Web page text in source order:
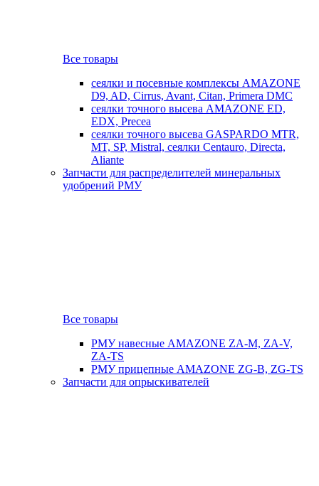
Все товары
сеялки и посевные комплексы AMAZONE
D9, AD, Cirrus, Avant, Citan, Primera DMC
сеялки точного высева AMAZONE ED,
EDX, Precea
сеялки точного высева GASPARDO MTR,
MT, SP, Mistral, сеялки Centauro, Directa,
Aliante
Запчасти для распределителей минеральных
удобрений РМУ
Все товары
РМУ навесные AMAZONE ZA-M, ZA-V,
ZA-TS
РМУ прицепные AMAZONE ZG-B, ZG-TS
Запчасти для опрыскивателей